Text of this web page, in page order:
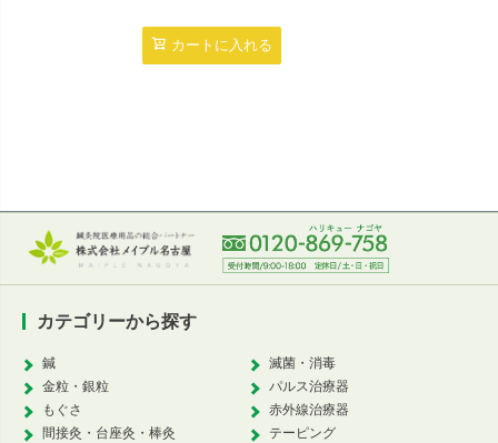
カートに入れる
カテゴリーから探す
鍼
金粒・銀粒
もぐさ
間接灸・台座灸・棒灸
滅菌・消毒
パルス治療器
赤外線治療器
テーピング